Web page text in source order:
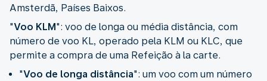
Amsterdã, Países Baixos.
"Voo KLM": voo de longa ou média distância, com
número de voo KL, operado pela KLM ou KLC, que
permite a compra de uma Refeição à la carte.
"Voo de longa distância": um voo com um número